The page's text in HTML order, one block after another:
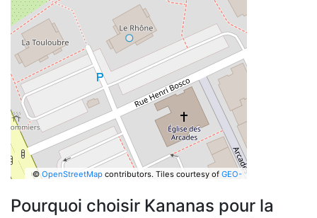
©OpenStreetMapcontributors. Tiles courtesy of GEO-
Pourquoi choisir Kananas pour la